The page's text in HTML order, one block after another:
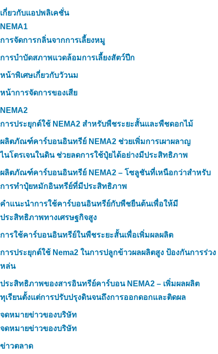
เกี่ยวกับแอปพลิเคชั่น
NEMA1
การจัดการกลิ่นจากการเลี้ยงหมู
การบำบัดสภาพแวดล้อมการเลี้ยงสัตว์ปีก
หน้าพิเศษเกี่ยวกับวัวนม
หน้าการจัดการของเสีย
NEMA2
การประยุกต์ใช้ NEMA2 สำหรับพืชระยะสั้นและพืชดอกไม้
ผลิตภัณฑ์คาร์บอนอินทรีย์ NEMA2 ช่วยเพิ่มการเผาผลาญ
ไนโตรเจนในดิน ช่วยลดการใช้ปุ๋ยได้อย่างมีประสิทธิภาพ
ผลิตภัณฑ์คาร์บอนอินทรีย์ NEMA2 – โซลูชันที่เหนือกว่าสำหรับ
การทำปุ๋ยหมักอินทรีย์ที่มีประสิทธิภาพ
คำแนะนำการใช้คาร์บอนอินทรีย์กับพืชยืนต้นเพื่อให้มี
ประสิทธิภาพทางเศรษฐกิจสูง
การใช้คาร์บอนอินทรีย์ในพืชระยะสั้นเพื่อเพิ่มผลผลิต
การประยุกต์ใช้ Nema2 ในการปลูกข้าวผลผลิตสูง ป้องกันการร่วง
หล่น
ประสิทธิภาพของสารอินทรีย์คาร์บอน NEMA2 – เพิ่มผลผลิต
ทุเรียนตั้งแต่การปรับปรุงดินจนถึงการออกดอกและติดผล
จดหมายข่าวของบริษัท
จดหมายข่าวของบริษัท
ข่าวตลาด